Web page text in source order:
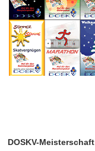
DOSKV-Meisterschaft